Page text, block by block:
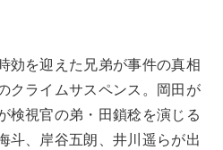
効を迎えた兄弟が事件の真相
クライムサスペンス。岡田が
検視官の弟・田鎖稔を演じる
斗、岸谷五朗、井川遥らが出